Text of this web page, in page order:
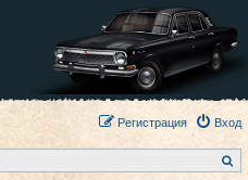
Вход
Регистрация
о